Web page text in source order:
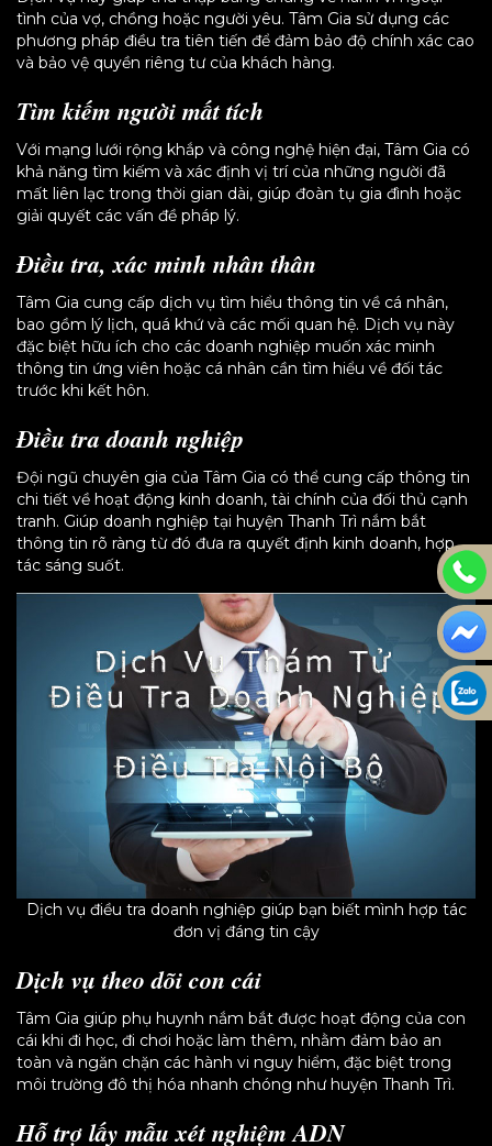
tình của vợ, chồng hoặc người yêu. Tâm Gia sử dụng các
phương pháp điều tra tiên tiến để đảm bảo độ chính xác cao
và bảo vệ quyền riêng tư của khách hàng.
Tìm kiếm người mất tích
Với mạng lưới rộng khắp và công nghệ hiện đại, Tâm Gia có
khả năng tìm kiếm và xác định vị trí của những người đã
mất liên lạc trong thời gian dài, giúp đoàn tụ gia đình hoặc
giải quyết các vấn đề pháp lý.
Điều tra, xác minh nhân thân
Tâm Gia cung cấp dịch vụ tìm hiểu thông tin về cá nhân,
bao gồm lý lịch, quá khứ và các mối quan hệ. Dịch vụ này
đặc biệt hữu ích cho các doanh nghiệp muốn xác minh
thông tin ứng viên hoặc cá nhân cần tìm hiểu về đối tác
trước khi kết hôn.
Điều tra doanh nghiệp
Đội ngũ chuyên gia của Tâm Gia có thể cung cấp thông tin
chi tiết về hoạt động kinh doanh, tài chính của đối thủ cạnh
tranh. Giúp doanh nghiệp tại huyện Thanh Trì nắm bắt
thông tin rõ ràng từ đó đưa ra quyết định kinh doanh, hợp
tác sáng suốt.
Dịch vụ điều tra doanh nghiệp giúp bạn biết mình hợp tác
đơn vị đáng tin cậy
Dịch vụ theo dõi con cái
Tâm Gia giúp phụ huynh nắm bắt được hoạt động của con
cái khi đi học, đi chơi hoặc làm thêm, nhằm đảm bảo an
toàn và ngăn chặn các hành vi nguy hiểm, đặc biệt trong
môi trường đô thị hóa nhanh chóng như huyện Thanh Trì.
Hỗ trợ lấy mẫu xét nghiệm ADN